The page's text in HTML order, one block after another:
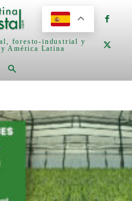
foresto-industrial y
América Latina